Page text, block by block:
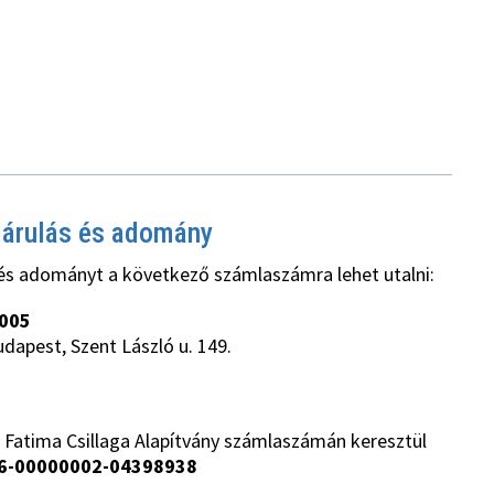
és adomány
adományt a következő számlaszámra lehet utalni:
Szent László u. 149.
Csillaga Alapítvány számlaszámán keresztül
00000002-04398938